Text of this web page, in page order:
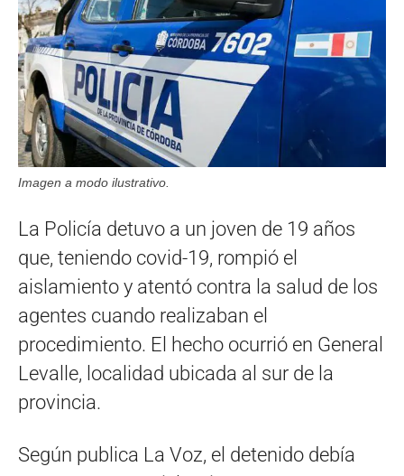
Imagen a modo ilustrativo.
La Policía detuvo a un joven de 19 años
que, teniendo covid-19, rompió el
aislamiento y atentó contra la salud de los
agentes cuando realizaban el
procedimiento. El hecho ocurrió en General
Levalle, localidad ubicada al sur de la
provincia.
Según publica La Voz, el detenido debía